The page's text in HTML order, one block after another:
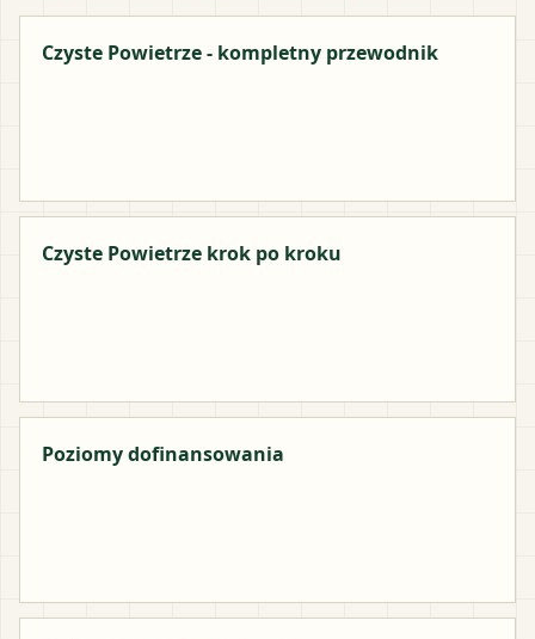
Czyste Powietrze - kompletny przewodnik
Czyste Powietrze krok po kroku
Poziomy dofinansowania